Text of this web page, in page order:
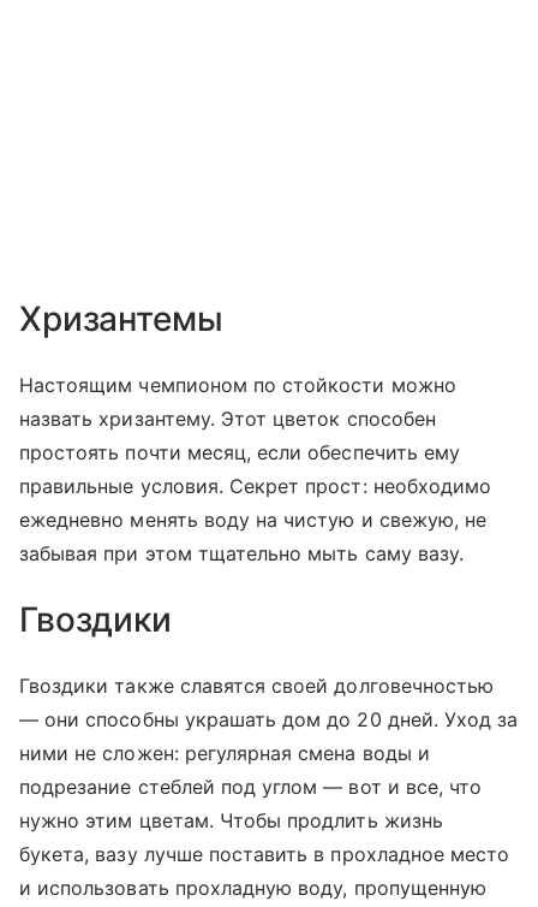
Хризантемы
Настоящим чемпионом по стойкости можно
назвать хризантему. Этот цветок способен
простоять почти месяц, если обеспечить ему
правильные условия. Секрет прост: необходимо
ежедневно менять воду на чистую и свежую, не
забывая при этом тщательно мыть саму вазу.
Гвоздики
Гвоздики также славятся своей долговечностью
— они способны украшать дом до 20 дней. Уход за
ними не сложен: регулярная смена воды и
подрезание стеблей под углом — вот и все, что
нужно этим цветам. Чтобы продлить жизнь
букета, вазу лучше поставить в прохладное место
и использовать прохладную воду, пропущенную